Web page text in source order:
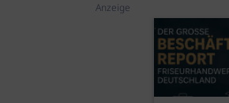
Anzeige